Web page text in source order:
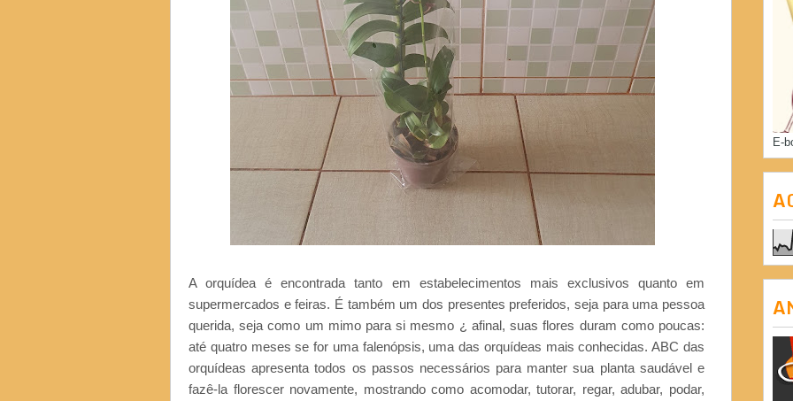
A orquídea é encontrada tanto em estabelecimentos mais exclusivos quanto em
supermercados e feiras. É também um dos presentes preferidos, seja para uma pessoa
querida, seja como um mimo para si mesmo ¿ afinal, suas flores duram como poucas:
até quatro meses se for uma falenópsis, uma das orquídeas mais conhecidas. ABC das
orquídeas apresenta todos os passos necessários para manter sua planta saudável e
fazê-la florescer novamente, mostrando como acomodar, tutorar, regar, adubar, podar,
E-